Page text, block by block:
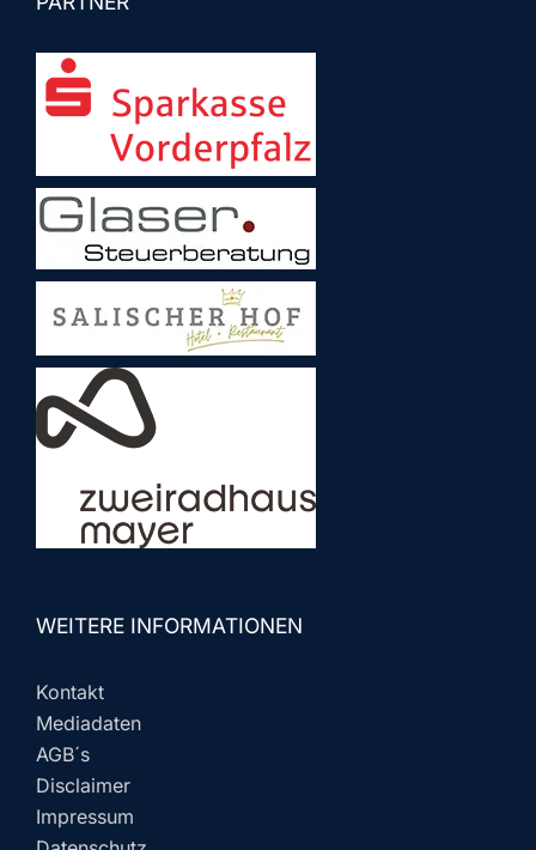
WEITERE INFORMATIONEN
Kontakt
Mediadaten
AGB´s
Disclaimer
Impressum